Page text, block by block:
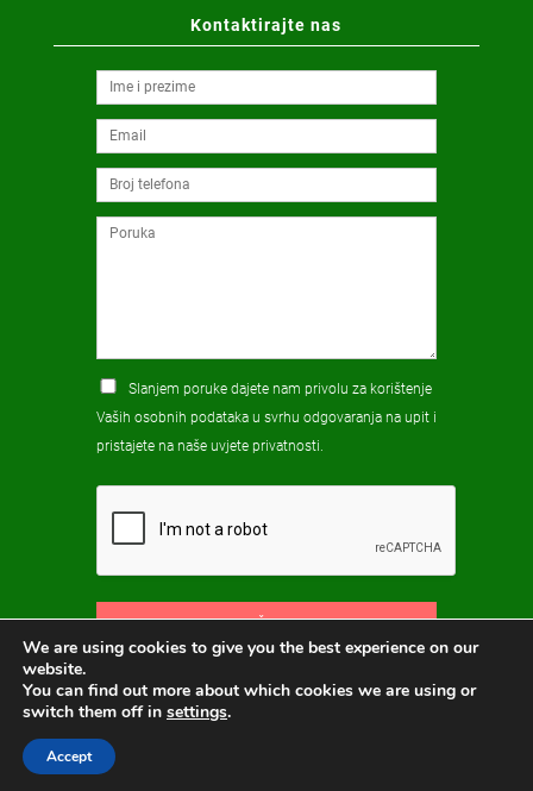
Kontaktirajte nas
Slanjem poruke dajete nam privolu za korištenje
Vaših osobnih podataka u svrhu odgovaranja na upit i
pristajete na naše uvjete privatnosti
POŠALJI
We are using cookies to give you the best experience on our
website.
You can find out more about which cookies we are using or
switch them off in settings.
Accept